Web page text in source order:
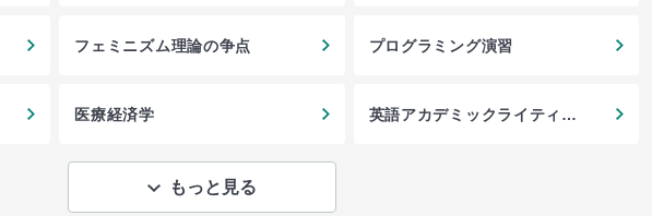
フェミニズム理論の争点 プログラミング演習
医療経済学
英語アカデミックライティン
もっと見る